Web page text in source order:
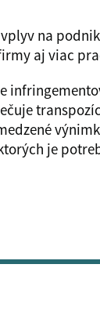
na
aj viac
je